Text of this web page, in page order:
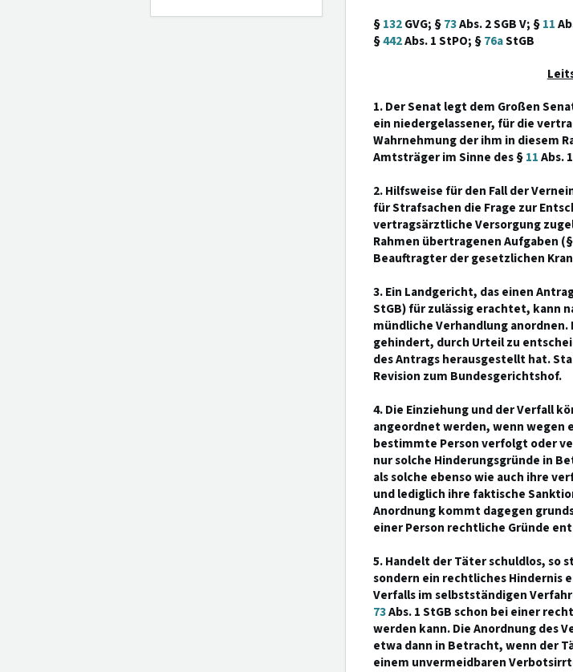
§132GVG; §73Abs. 2 SGB V; §11
§442Abs. 1 StPO; §76aStGB
1. Der Senat legt dem Großen
ein niedergelassener, für die
Wahrnehmung der ihm in diesem
Amtsträger im Sinne des §11Abs.
2. Hilfsweise für den Fall der
für Strafsachen die Frage zur
vertragsärztliche Versorgung
Rahmen übertragenen Aufgaben (§
Beauftragter der gesetzlichen
3. Ein Landgericht, das einen
StGB) für zulässig erachtet, kann
mündliche Verhandlung
gehindert, durch Urteil zu
des Antrags herausgestellt hat.
Revision zum Bundesgerichtshof.
4. Die Einziehung und der Verfall
angeordnet werden, wenn wegen
bestimmte Person verfolgt oder
nur solche Hinderungsgründe in
als solche ebenso wie auch ihre
und lediglich ihre faktische
Anordnung kommt dagegen
einer Person rechtliche Gründe
5. Handelt der Täter schuldlos, so
sondern ein rechtliches Hindernis
Verfalls im selbstständigen
73Abs. 1 StGB schon bei einer
werden kann. Die Anordnung des
etwa dann in Betracht, wenn der
einem unvermeidbaren